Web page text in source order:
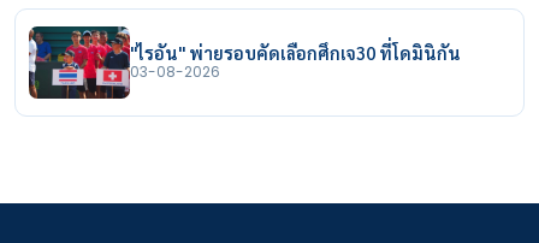
"ไรอัน" พ่ายรอบคัดเลือกศึกเจ30 ที่โดมินิกัน
03-08-2026